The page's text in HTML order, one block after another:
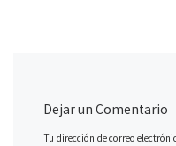
Dejar un Comentario
Tu dirección de correo